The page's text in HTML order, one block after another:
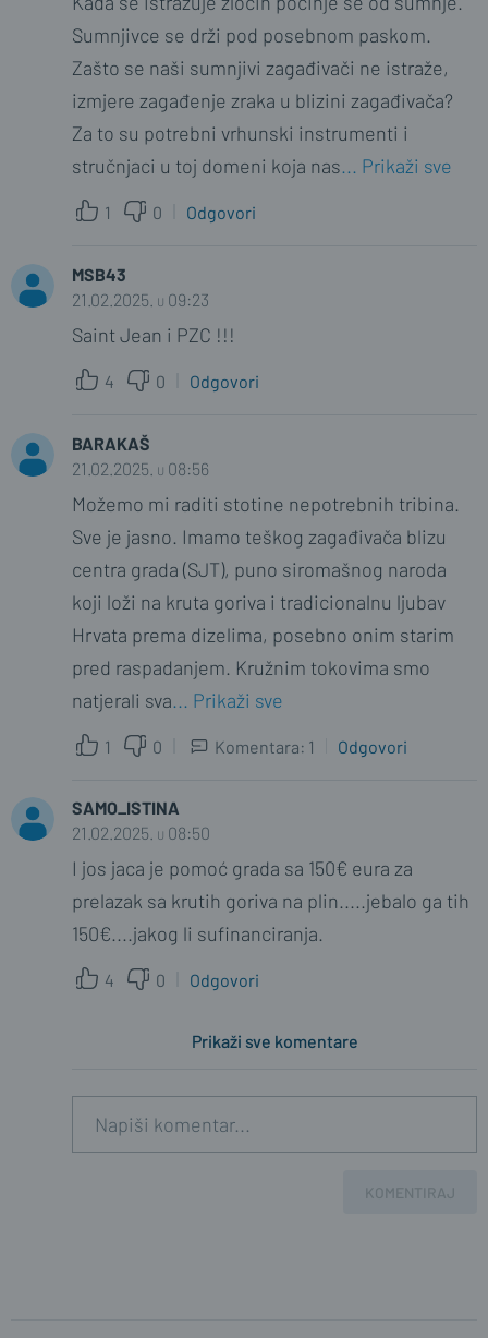
Sumnjivce se drži pod posebnom paskom.
Zašto se naši sumnjivi zagađivači ne istraže,
izmjere zagađenje zraka u blizini zagađivača?
Za to su potrebni vrhunski instrumenti i
stručnjaci u toj domeni koja nas... Prikaži sve
1 0 Odgovori
MSB43
21.02.2025. u 09:23
Saint Jean i PZC !!!
4 0 Odgovori
BARAKAŠ
21.02.2025. u 08:56
Možemo mi raditi stotine nepotrebnih tribina.
Sve je jasno. Imamo teškog zagađivača blizu
centra grada (SJT), puno siromašnog naroda
koji loži na kruta goriva i tradicionalnu ljubav
Hrvata prema dizelima, posebno onim starim
pred raspadanjem. Kružnim tokovima smo
natjerali sva... Prikaži sve
1 0 Komentara: 1 Odgovori
SHESHIRDZHIJA
21.02.2025. u 15:52
Koja glupost za kružni.. Tamo gdje su
kružni, ionako su većinom bila raskrižja,
gdje je bilo JOŠ VIŠE stani kreni. Baš
sada često uopće se ni ne mora stati.
malen doprinos ovome. ... Prikaži sve
SAMO_ISTINA
21.02.2025. u 08:50
I jos jaca je pomoć grada sa 150€ eura za
prelazak sa krutih goriva na plin.....jebalo ga tih
150€....jakog li sufinanciranja.
4 0 Odgovori
Prikaži sve komentare
KOMENTIRAJ